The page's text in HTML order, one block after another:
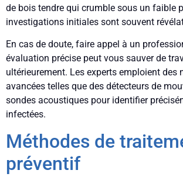
de bois tendre qui crumble sous un faible
investigations initiales sont souvent
En cas de doute, faire appel à un
évaluation précise peut vous sauver de
ultérieurement. Les experts emploient des
avancées telles que des détecteurs de
sondes acoustiques pour identifier
infectées.
Méthodes de
préventif